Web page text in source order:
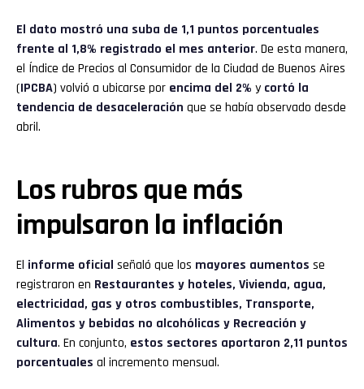
El dato mostró una suba de 1,1 puntos porcentuales
frente al 1,8% registrado el mes anterior. De esta manera,
el Índice de Precios al Consumidor de la Ciudad de Buenos Aires
(IPCBA) volvió a ubicarse por encima del 2% y cortó la
tendencia de desaceleración que se había observado desde
abril.
Los rubros que más
impulsaron la inflación
El informe oficial señaló que los mayores aumentos se
registraron en Restaurantes y hoteles, Vivienda, agua,
electricidad, gas y otros combustibles, Transporte,
Alimentos y bebidas no alcohólicas y Recreación y
cultura. En conjunto, estos sectores aportaron 2,11 puntos
porcentuales al incremento mensual.